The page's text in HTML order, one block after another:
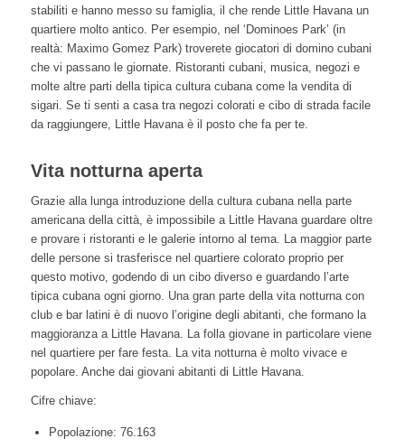
stabiliti e hanno messo su famiglia, il che rende Little Havana un
quartiere molto antico. Per esempio, nel ‘Dominoes Park’ (in
realtà: Maximo Gomez Park) troverete giocatori di domino cubani
che vi passano le giornate. Ristoranti cubani, musica, negozi e
molte altre parti della tipica cultura cubana come la vendita di
sigari. Se ti senti a casa tra negozi colorati e cibo di strada facile
da raggiungere, Little Havana è il posto che fa per te.
Vita notturna aperta
Grazie alla lunga introduzione della cultura cubana nella parte
americana della città, è impossibile a Little Havana guardare oltre
e provare i ristoranti e le galerie intorno al tema. La maggior parte
delle persone si trasferisce nel quartiere colorato proprio per
questo motivo, godendo di un cibo diverso e guardando l’arte
tipica cubana ogni giorno. Una gran parte della vita notturna con
club e bar latini è di nuovo l’origine degli abitanti, che formano la
maggioranza a Little Havana. La folla giovane in particolare viene
nel quartiere per fare festa. La vita notturna è molto vivace e
popolare. Anche dai giovani abitanti di Little Havana.
Cifre chiave:
Popolazione: 76.163